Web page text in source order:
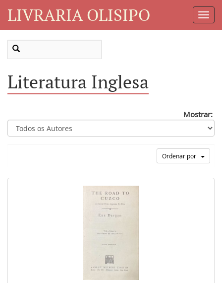
LIVRARIA OLISIPO
Literatura Inglesa
Mostrar:
Ordenar por